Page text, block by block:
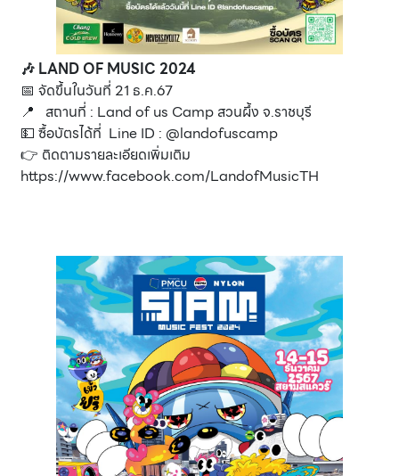
🎶 LAND OF MUSIC 2024
📅 จัดขึ้นในวันที่ 21 ธ.ค.67
📍 สถานที่ : Land of us Camp สวนผึ้ง จ.ราชบุรี
💵 ซื้อบัตรได้ที่ Line ID : @landofuscamp
👉 ติดตามรายละเอียดเพิ่มเติม
https://www.facebook.com/LandofMusicTH